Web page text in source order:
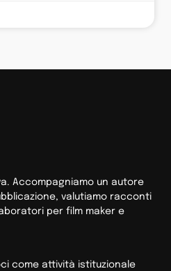
Accompagniamo un autore
valutiamo racconti
per film maker e
come attività istituzionale